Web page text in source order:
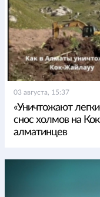
03 августа, 15:37
«Уничтожают
снос холмов на
алматинцев